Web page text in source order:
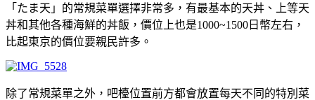
「たま天」的常規菜單選擇非常多，有最基本的天丼、上等天
丼和其他各種海鮮的丼飯，價位上也是1000~1500日幣左右，
比起東京的價位要親民許多。
除了常規菜單之外，吧檯位置前方都會放置每天不同的特別菜